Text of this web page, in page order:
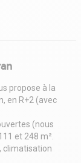
propose à la
en R+2 (avec
(nous
et 248 m².
climatisation